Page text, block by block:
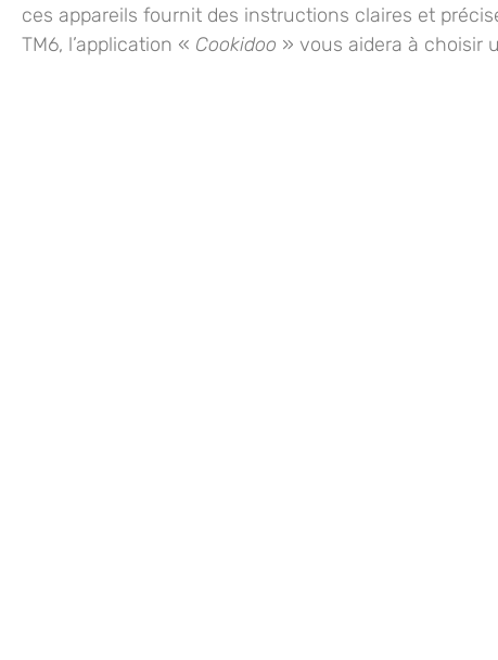
ces appareils fournit des instructions claires et
TM6, l’application « Cookidoo » vous aidera à choisir